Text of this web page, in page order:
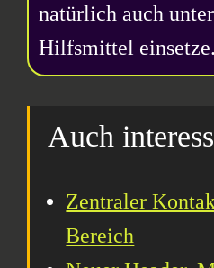
natürlich auch
Hilfsmittel einsetze.
Auch
Zentraler
Bereich